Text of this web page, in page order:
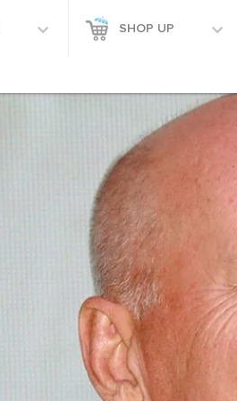
SHOP UP